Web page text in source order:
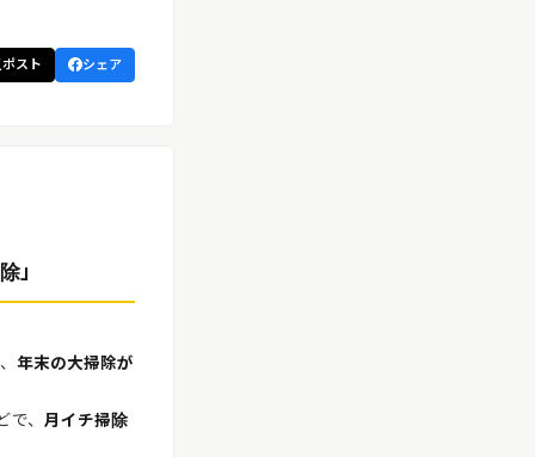
ポスト シェア
」
、 年末の大掃除が
、 月イチ掃除